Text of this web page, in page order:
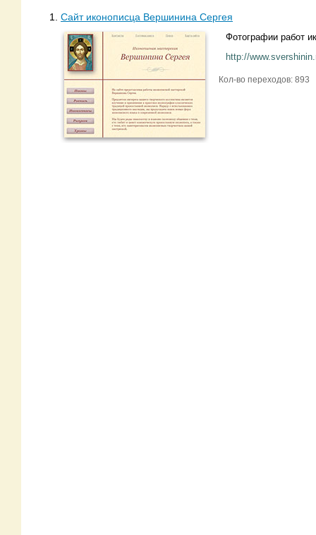
1. Сайт иконописца Вершинина Сергея
Фотографии работ
http://
Кол-во переходов: 893